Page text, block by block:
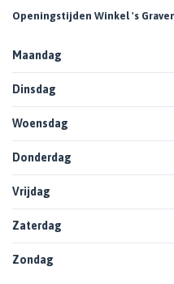
Openingstijden Winkel 's
Maandag
Dinsdag
Woensdag
Donderdag
Vrijdag
Zaterdag
Zondag